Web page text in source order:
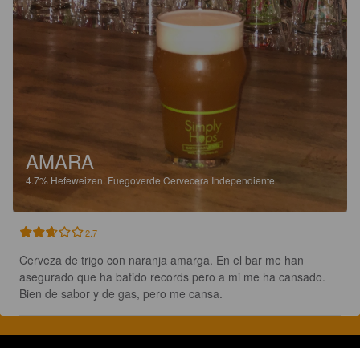
AMARA
4.7% Hefeweizen. Fuegoverde Cervecera Independiente.
2.7
Cerveza de trigo con naranja amarga. En el bar me han
asegurado que ha batido records pero a mi me ha cansado.
Bien de sabor y de gas, pero me cansa.